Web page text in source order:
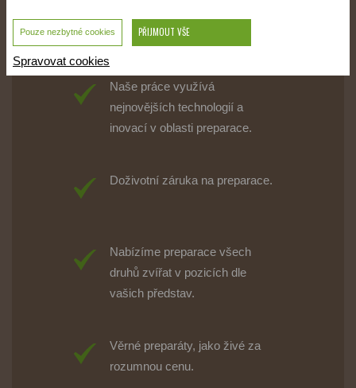
pohyb trofejí v rámci celé EU.
Naše práce využívá
nejnovějších technologií a
inovací v oblasti preparace.
Doživotní záruka na preparace.
Nabízíme preparace všech
druhů zvířat v pozicích dle
vašich představ.
Věrné preparáty, jako živé za
rozumnou cenu.
Pouze nezbytné cookies PŘIJMOUT VŠE
Spravovat cookies